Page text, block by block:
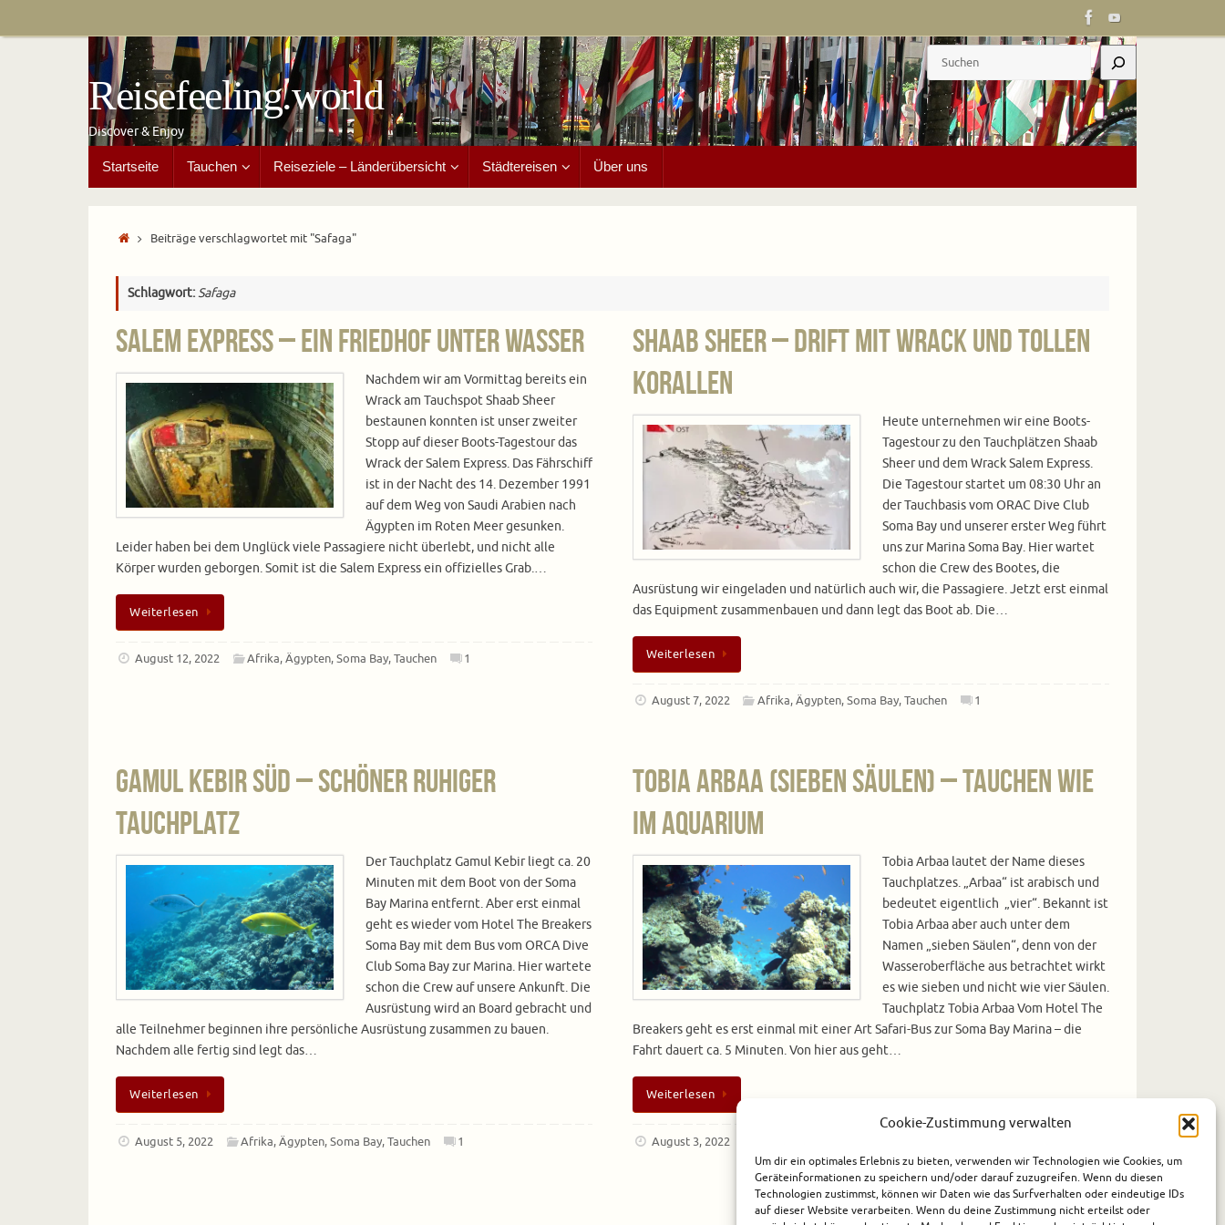
Cookie-Zustimmung verwalten
Um dir ein optimales Erlebnis zu bieten, verwenden wir Technologien wie Cookies, um
Geräteinformationen zu speichern und/oder darauf zuzugreifen. Wenn du diesen
Technologien zustimmst, können wir Daten wie das Surfverhalten oder eindeutige IDs
auf dieser Website verarbeiten. Wenn du deine Zustimmung nicht erteilst oder
Reisefeeling.world
Discover & Enjoy
Suchen
Inhalt
springen
Startseite Tauchen Reiseziele – Länderübersicht Städtereisen Über uns
StartBeiträge verschlagwortet mit "Safaga"
Schlagwort:Safaga
Salem Express – Ein Friedhof unter Wasser
Nachdem wir am Vormittag bereits ein
Wrack am Tauchspot Shaab Sheer
bestaunen konnten ist unser zweiter
Stopp auf dieser Boots-Tagestour das
Wrack der Salem Express. Das Fährschiff
ist in der Nacht des 14. Dezember 1991
auf dem Weg von Saudi Arabien nach
Ägypten im Roten Meer gesunken.
Leider haben bei dem Unglück viele Passagiere nicht überlebt, und nicht alle
Körper wurden geborgen. Somit ist die Salem Express ein offizielles Grab.…
Weiterlesen
August 12, 2022 Afrika,Ägypten,Soma Bay,Tauchen 1
Shaab Sheer – Drift mit Wrack und tollen
Korallen
Heute unternehmen wir eine Boots-
Tagestour zu den Tauchplätzen Shaab
Sheer und dem Wrack Salem Express.
Die Tagestour startet um 08:30 Uhr an
der Tauchbasis vom ORAC Dive Club
Soma Bay und unserer erster Weg führt
uns zur Marina Soma Bay. Hier wartet
schon die Crew des Bootes, die
Ausrüstung wir eingeladen und natürlich auch wir, die Passagiere. Jetzt erst einmal
das Equipment zusammenbauen und dann legt das Boot ab. Die…
Weiterlesen
August 7, 2022 Afrika,Ägypten,Soma Bay,Tauchen 1
Gamul Kebir Süd – schöner ruhiger
Tauchplatz
Der Tauchplatz Gamul Kebir liegt ca. 20
Minuten mit dem Boot von der Soma
Bay Marina entfernt. Aber erst einmal
geht es wieder vom Hotel The Breakers
Soma Bay mit dem Bus vom ORCA Dive
Club Soma Bay zur Marina. Hier wartete
schon die Crew auf unsere Ankunft. Die
Ausrüstung wird an Board gebracht und
alle Teilnehmer beginnen ihre persönliche Ausrüstung zusammen zu bauen.
Nachdem alle fertig sind legt das…
Weiterlesen
August 5, 2022 Afrika,Ägypten,Soma Bay,Tauchen 1
Tobia Arbaa (Sieben Säulen) – Tauchen wie
im Aquarium
Tobia Arbaa lautet der Name dieses
Tauchplatzes. „Arbaa“ ist arabisch und
bedeutet eigentlich „vier“. Bekannt ist
Tobia Arbaa aber auch unter dem
Namen „sieben Säulen“, denn von der
Wasseroberfläche aus betrachtet wirkt
es wie sieben und nicht wie vier Säulen.
Tauchplatz Tobia Arbaa Vom Hotel The
Breakers geht es erst einmal mit einer Art Safari-Bus zur Soma Bay Marina – die
Fahrt dauert ca. 5 Minuten. Von hier aus geht…
Weiterlesen
August 3, 2022